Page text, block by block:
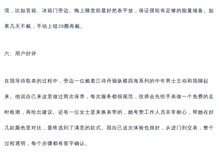
境，比如音箱、冰箱门旁边。晚上睡觉前最好把表平放，保证摆轮有足够的能量储备。如
果几天不戴，手动上链20圈再戴。
六、用户好评
在我等待取表的过程中，旁边一位戴着江诗丹顿纵横四海系列的中年男士主动和我聊起
来。他说自己来这里做过两次保养，每次服务都很规范，技师会先给手表做一个免费的走
时检测，再给出建议。还有一位女士是来换表带的，她夸赞工作人员非常耐心，帮她在好
几款颜色里对比，最终选到了满意的款式。我自己这次体验也很好，从进门到交表，整个
过程透明，每个步骤都有签字确认。